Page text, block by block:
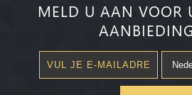
MELD U AAN VOOR